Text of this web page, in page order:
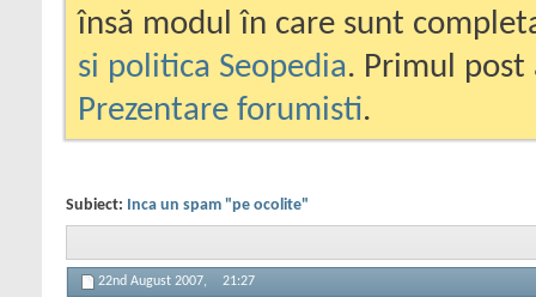
însă modul în care sunt
si politica Seopedia. Primul
Prezentare forumisti.
Subiect: Inca un spam "pe ocolite"
22nd August 2007, 21:27